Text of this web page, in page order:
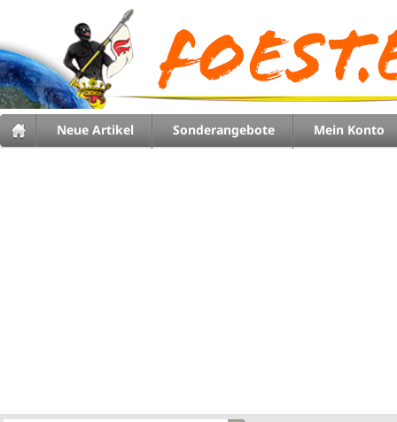
Neue Artikel Sonderangebote Mein Konto